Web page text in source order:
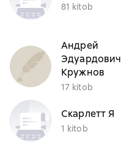
81 kitob
Андрей
Эдуардович
Кружнов
17 kitob
Скарлетт Я
1 kitob